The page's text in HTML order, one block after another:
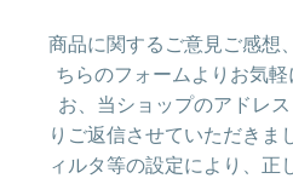
商品に関するご意見ご感想
ちらのフォームよりお気
お、当ショップのアドレ
りご返信させていただきま
ィルタ等の設定により、正